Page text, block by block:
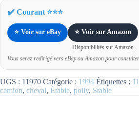
✔️ Courant ⭐⭐⭐
⭐ Voir sur eBay ⭐ Voir sur Amazon
Disponibilités sur Amazon
Vous serez redirigé vers eBay ou Amazon pour
UGS : 11970 Catégorie : 1994 Étiquettes :
camion, cheval, Étable, polly, Stable